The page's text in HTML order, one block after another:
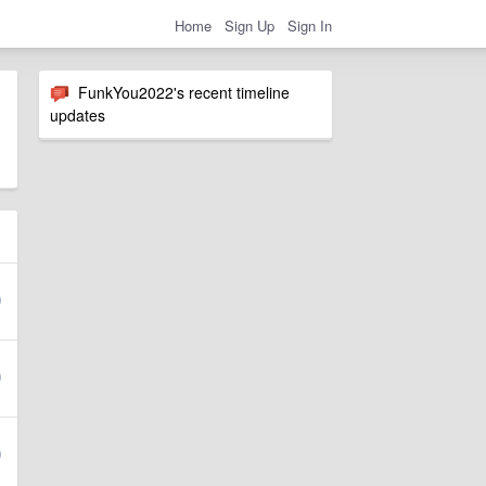
Home Sign Up Sign In
FunkYou2022's recent timeline
updates